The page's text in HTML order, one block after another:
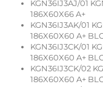
KGN36IJ3AJ/01
186X60X66 A+
KGN36IJ3AK/01
186X60X60 A+
KGN36IJ3CK/01
186X60X60 A+
KGN36IJ3CK/02
186X60X60 A+